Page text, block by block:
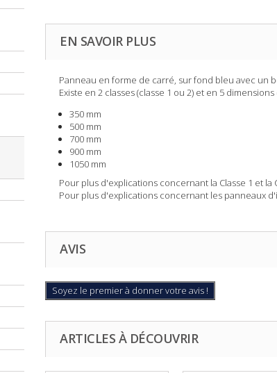
EN SAVOIR PLUS
Panneau en forme de carré, sur fond bleu avec un
Existe en 2 classes (classe 1 ou 2) et en 5
350 mm
500 mm
700 mm
900 mm
1050 mm
Pour plus d'explications concernant la Classe 1 et la
Pour plus d'explications concernant les panneaux
AVIS
Soyez le premier à donner votre avis !
ARTICLES À DÉCOUVRIR